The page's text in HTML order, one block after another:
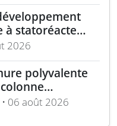
à statoréacteur
2026
polyvalente
russe
06 août 2026